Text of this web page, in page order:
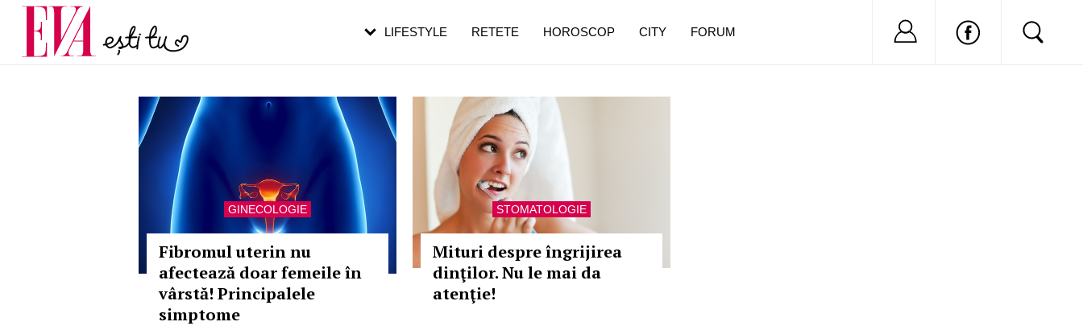
GINECOLOGIE
Fibromul uterin nu
afectează doar femeile în
vârstă! Principalele
simptome
STOMATOLOGIE
Mituri despre îngrijirea
dinţilor. Nu le mai da
atenţie!
LIFESTYLE RETETE HOROSCOP CITY FORUM Nu ai cont?
Carieră
Actualitate
pe măsură ce înaintezi în vârstă